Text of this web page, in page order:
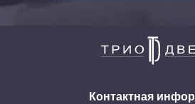
Контактная